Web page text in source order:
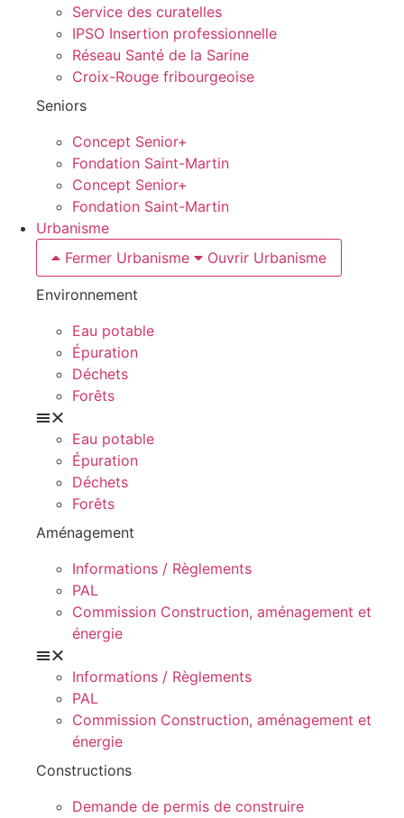
Service des curatelles
IPSO Insertion professionnelle
Réseau Santé de la Sarine
Croix-Rouge fribourgeoise
Seniors
Concept Senior+
Fondation Saint-Martin
Concept Senior+
Fondation Saint-Martin
Urbanisme
Fermer Urbanisme
Ouvrir Urbanisme
Environnement
Eau potable
Épuration
Déchets
Forêts
Eau potable
Épuration
Déchets
Forêts
Aménagement
Informations / Règlements
PAL
Commission Construction, aménagement et
énergie
Informations / Règlements
PAL
Commission Construction, aménagement et
énergie
Constructions
Demande de permis de construire